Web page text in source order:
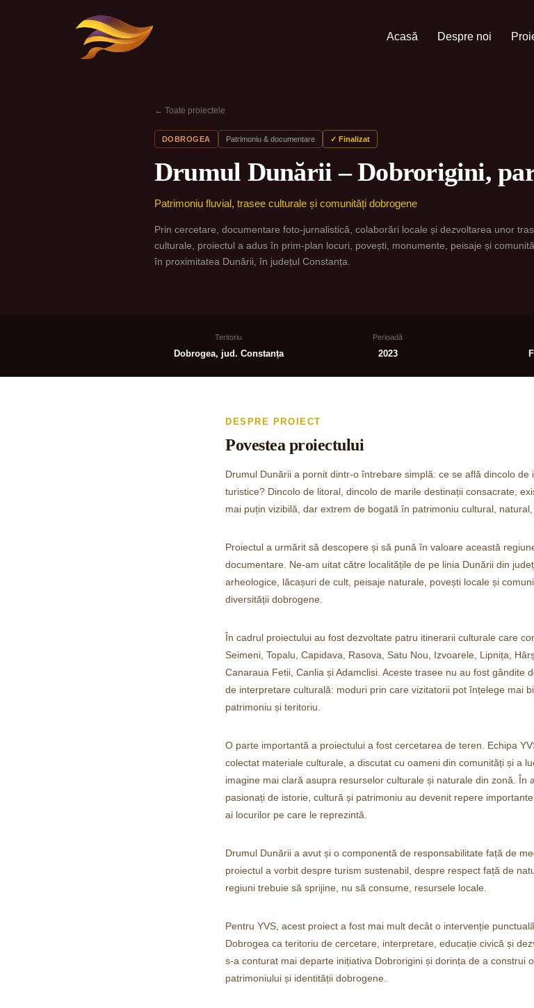
Acasă Despre noi
← Toate proiectele
DOBROGEA Patrimoniu & documentare ✓ Finalizat
Drumul Dunării – Dobrorigini,
Patrimoniu fluvial, trasee culturale și comunități dobrogene
Prin cercetare, documentare foto-jurnalistică, colaborări locale și dezvoltarea unor
culturale, proiectul a adus în prim-plan locuri, povești, monumente, peisaje și
în proximitatea Dunării, în județul Constanța.
Teritoriu
Dobrogea, jud. Constanța
Perioadă
2023
DESPRE PROIECT
Povestea proiectului
Drumul Dunării a pornit dintr-o întrebare simplă: ce se află dincolo
turistice? Dincolo de litoral, dincolo de marile destinații consacrate,
mai puțin vizibilă, dar extrem de bogată în patrimoniu cultural, natural,
Proiectul a urmărit să descopere și să pună în valoare această
documentare. Ne-am uitat către localitățile de pe linia Dunării din
arheologice, lăcașuri de cult, peisaje naturale, povești locale și
diversității dobrogene.
În cadrul proiectului au fost dezvoltate patru itinerarii culturale care
Seimeni, Topalu, Capidava, Rasova, Satu Nou, Izvoarele, Lipnița,
Canaraua Fetii, Canlia și Adamclisi. Aceste trasee nu au fost gândite
de interpretare culturală: moduri prin care vizitatorii pot înțelege mai
patrimoniu și teritoriu.
O parte importantă a proiectului a fost cercetarea de teren. Echipa
colectat materiale culturale, a discutat cu oameni din comunități și a
imagine mai clară asupra resurselor culturale și naturale din zonă. În
pasionați de istorie, cultură și patrimoniu au devenit repere
ai locurilor pe care le reprezintă.
Drumul Dunării a avut și o componentă de responsabilitate față de
proiectul a vorbit despre turism sustenabil, despre respect față de
regiuni trebuie să sprijine, nu să consume, resursele locale.
Pentru YVS, acest proiect a fost mai mult decât o intervenție
Dobrogea ca teritoriu de cercetare, interpretare, educație civică și
s-a conturat mai departe inițiativa Dobrorigini și dorința de a construi
patrimoniului și identității dobrogene.